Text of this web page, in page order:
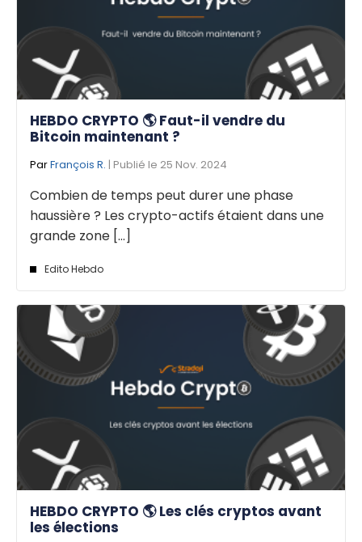
HEBDO CRYPTO 🌎 Faut-il vendre du
Bitcoin maintenant ?
ParFrançois R. | Publié le 25 Nov. 2024
Combien de temps peut durer une phase
haussière ? Les crypto-actifs étaient dans une
grande zone [...]
Edito Hebdo
HEBDO CRYPTO 🌎 Les clés cryptos avant
les élections